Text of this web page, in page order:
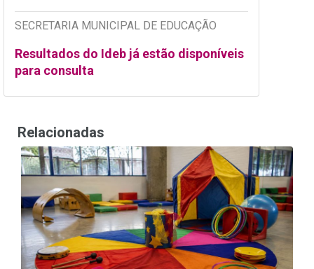
SECRETARIA MUNICIPAL DE EDUCAÇÃO
Resultados do Ideb já estão disponíveis
para consulta
Relacionadas